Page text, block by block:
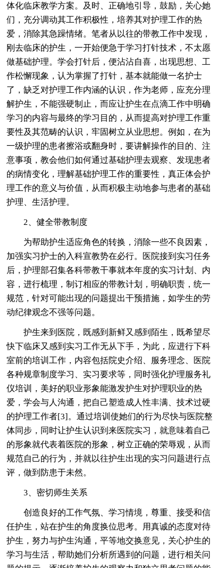
体化临床教学方案。及时、正确地引导，鼓励，关心她
们，充分调动其工作积极性，培养其对护理工作的热
爱，消除其急躁情绪。笔者从以往的带教工作中发现，
刚去临床的护生，一开始便急于学习打针技术，不太愿
做基础护理。学会打针后，便沾沾自喜，出现思想、工
作松懈现象，认为掌握了打针，基本就能做一名护士
了，缺乏对护理工作内涵的认识，作为老师，应充分理
解护生，不能强硬制止，而应让护生在点滴工作中明确
学习的内容与最终的学习目的，从而提高对护理工作重
要性及其范畴的认识，牢固树立从业思想。例如，在为
一级护理的患者擦浴或翻身时，要讲解操作的目的、注
意事项，教会他们如何通过基础护理去观察、发现患者
的病情变化，理解基础护理工作的重要性，真正体会护
理工作的意义与价值，从而积极主动地参与患者的基础
护理、生活护理。
2、健全带教制度
为帮助护生适应角色的转换，消除一些不良因素，
加强实习护士的入科宣教势在必行。医院接到实习任务
后，护理部召集各科带教干事就本年度的实习计划、内
容，进行梳理，制订相应的带教计划，明确职责，统一
规范，针对可能出现的问题提出干预措施，如学生的劳
动纪律观念不强等问题。
护生来到医院，既感到新鲜又感到陌生，既希望尽
快下临床又感到实习工作无从下手，为此，应进行下科
室前的培训工作，内容包括院史介绍、服务理念、医院
各种规章制度学习、实习要求等，同时强化护理服务礼
仪培训，美好的职业形象能激发护生对护理职业的热
爱，学会与人沟通，把自己塑造成人性丰满、技术过硬
的护理工作者[3]。通过培训使她们的行为尽快与医院整
体同步，同时让护生认识到来医院实习，就意味着自己
的形象就代表着医院的形象，树立正确的荣辱观，从而
规范自己的行为，并就以往护生出现的实习问题进行点
评，做到防患于未然。
3、密切师生关系
创造良好的工作气氛、学习情境，尊重、接受和信
任护生，站在护生的角度换位思考。用真诚的态度对待
护生，努力与护生沟通，平等地交换意见，关心护生的
学习与生活，帮助她们分析所遇到的问题，进行相关问